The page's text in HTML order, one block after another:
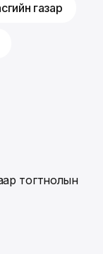
газар
тогтнолын